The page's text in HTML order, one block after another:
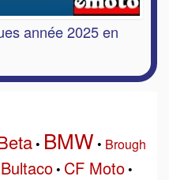
année 2025 en
• BMW • Brough
Bultaco• CF Moto•